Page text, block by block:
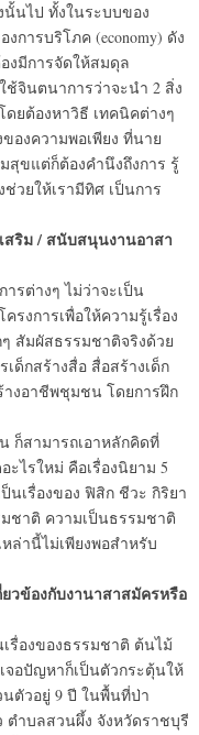
นั้นไป ทั้งในระบบของ
การบริโภค (economy) ดัง
งมีการจัดให้สมดุล
ช้จินตนาการว่าจะนำ 2 สิ่ง
ดยต้องหาวิธี เทคนิคต่างๆ
องความพอเพียง ที่นาย
สุขแต่ก็ต้องคำนึงถึงการ รู้
วยให้เรามีทิศ เป็นการ
สริม / สนับสนุนงานอาสา
รต่างๆ ไม่ว่าจะเป็น
งการเพื่อให้ความรู้เรื่อง
สัมผัสธรรมชาติจริงด้วย
ด็กสร้างสื่อ สื่อสร้างเด็ก
งอาชีพชุมชน โดยการฝึก
ก็สามารถเอาหลักคิดที่
ไรใหม่ คือเรื่องนิยาม 5
นเรื่องของ ฟิสิก ชีวะ กิริยา
ชาติ ความเป็นธรรมชาติ
ล่านี้ไม่เพียงพอสำหรับ
วข้องกับงานาสาสมัครหรือ
รื่องของธรรมชาติ ต้นไม้
จอปัญหาก็เป็นตัวกระตุ้นให้
ตัวอยู่ 9 ปี ในพื้นที่ป่า
ำบลสวนผึ้ง จังหวัดราชบุรี